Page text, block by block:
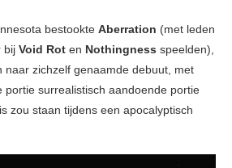
bestookte Aberration (met leden
bij Void Rot en Nothingness speelden),
naar zichzelf genaamde debuut, met
portie surrealistisch aandoende portie
zou staan tijdens een apocalyptisch